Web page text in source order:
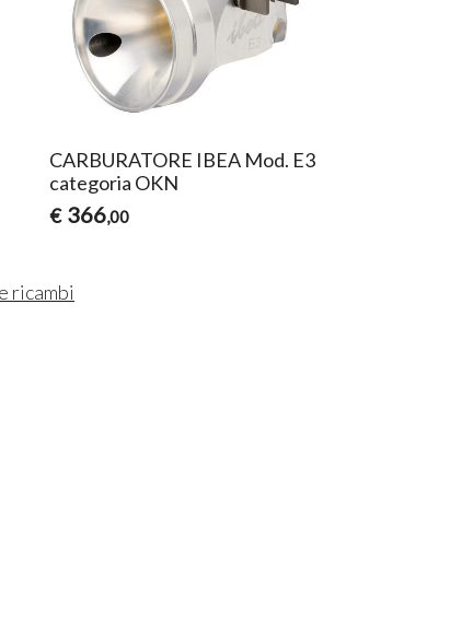
CARBURATORE IBEA Mod. E3
categoria OKN
€ 366,00
ricambi